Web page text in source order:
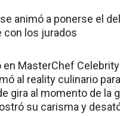
animó a ponerse el
con los jurados
en MasterChef
al reality culinario
gira al momento de la
su carisma y